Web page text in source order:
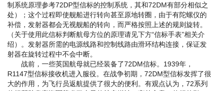
制系统原理参考72DP型信标的控制系统，其和72DM有部分相似之
处）；这个过程即使舰船进行转向甚至原地转圈，由于有陀螺仪的
补偿，发射器都会无视舰船的转向，而严格按照上述的规则旋转。
（关于使用此信标判断航母方位的原理请见下方“信标手表”相关介
绍）。发射器所需的电源线路和控制线路由滑环结构连接，保证发
射器在旋转过程中不会中断。
战前，一些英国航母就已经装备了72DM信标。1939年，
R1147型信标接收机进入服役。在战争初期，72DM型信标发挥了很
大的作用，为飞行员返航提供了很大的便利。有观点认为，72系列